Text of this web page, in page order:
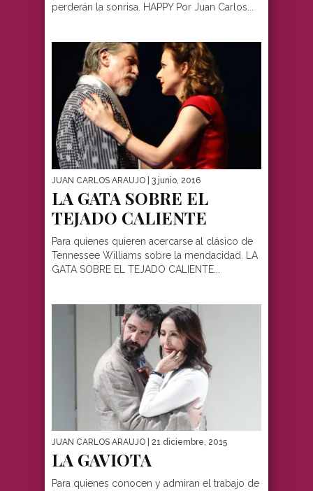
perderán la sonrisa. HAPPY Por Juan Carlos...
JUAN CARLOS ARAUJO | 3 junio, 2016
LA GATA SOBRE EL
TEJADO CALIENTE
Para quienes quieren acercarse al clásico de
Tennessee Williams sobre la mendacidad. LA
GATA SOBRE EL TEJADO CALIENTE...
JUAN CARLOS ARAUJO | 21 diciembre, 2015
LA GAVIOTA
Para quienes conocen y admiran el trabajo de